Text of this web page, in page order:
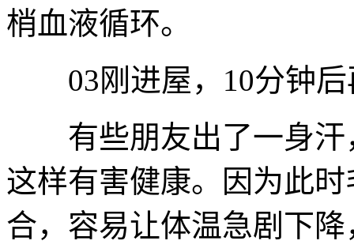
梢血液循环。
03刚进屋，10分钟后
有些朋友出了一身汗
这样有害健康。因为此
合，容易让体温急剧下